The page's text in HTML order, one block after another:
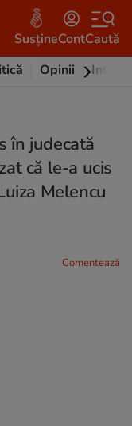
SusțineContCaută
Opinii
în judecată
că le-a ucis
Melencu
Comentează